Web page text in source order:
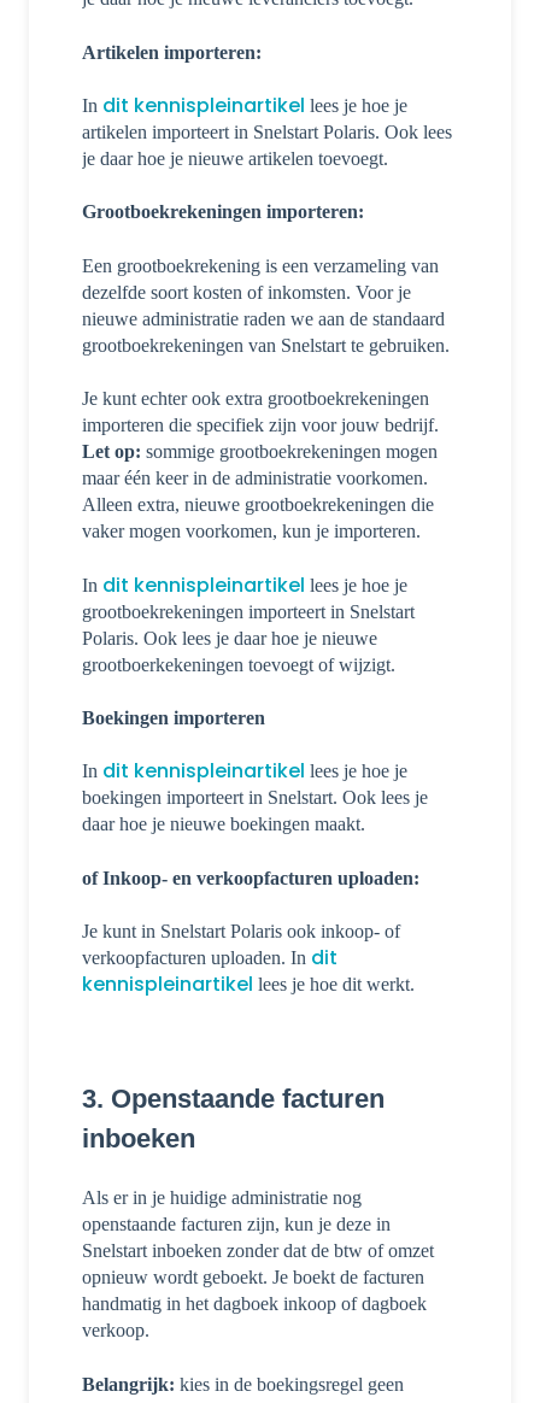
Artikelen importeren:
In dit kennispleinartikel lees je hoe je
artikelen importeert in Snelstart Polaris. Ook lees
je daar hoe je nieuwe artikelen toevoegt.
Grootboekrekeningen importeren:
Een grootboekrekening is een verzameling van
dezelfde soort kosten of inkomsten. Voor je
nieuwe administratie raden we aan de standaard
grootboekrekeningen van Snelstart te gebruiken.
Je kunt echter ook extra grootboekrekeningen
importeren die specifiek zijn voor jouw bedrijf.
Let op: sommige grootboekrekeningen mogen
maar één keer in de administratie voorkomen.
Alleen extra, nieuwe grootboekrekeningen die
vaker mogen voorkomen, kun je importeren.
In dit kennispleinartikel lees je hoe je
grootboekrekeningen importeert in Snelstart
Polaris. Ook lees je daar hoe je nieuwe
grootboerkekeningen toevoegt of wijzigt.
Boekingen importeren
In dit kennispleinartikel lees je hoe je
boekingen importeert in Snelstart. Ook lees je
daar hoe je nieuwe boekingen maakt.
of Inkoop- en verkoopfacturen uploaden:
Je kunt in Snelstart Polaris ook inkoop- of
verkoopfacturen uploaden. In dit
kennispleinartikel lees je hoe dit werkt.
3. Openstaande facturen
inboeken
Als er in je huidige administratie nog
openstaande facturen zijn, kun je deze in
Snelstart inboeken zonder dat de btw of omzet
opnieuw wordt geboekt. Je boekt de facturen
handmatig in het dagboek inkoop of dagboek
verkoop.
Belangrijk: kies in de boekingsregel geen